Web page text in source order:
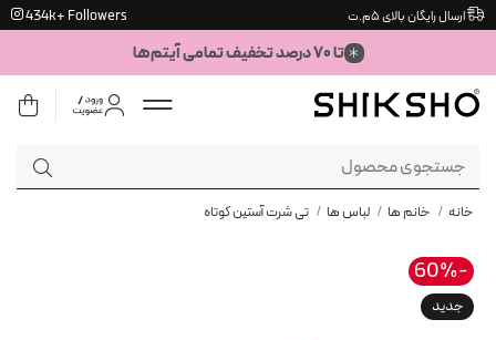
Skip
content
ارسال رایگان بالای ۵م.ت 434k+ Followers
تا ۷۰ درصد تخفیف تمامی آیتم‌ها
جستجو
برای:
خانه / خانم ها / لباس ها / تی شرت آستین کوتاه
-60%
جدید